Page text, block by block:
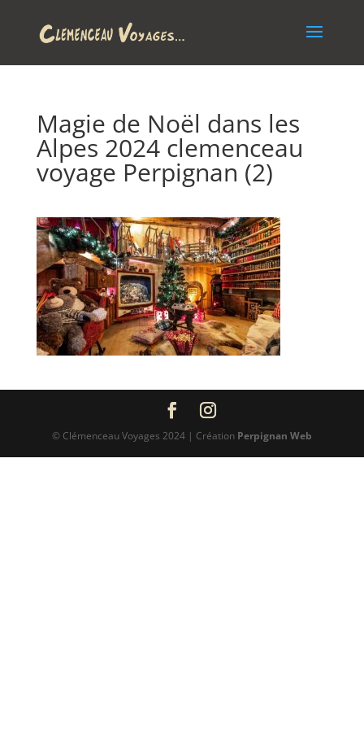
Magie de Noël dans les
Alpes 2024 clemenceau
voyage Perpignan (2)
© Clémenceau Voyages 2024 | Création Perpignan Web